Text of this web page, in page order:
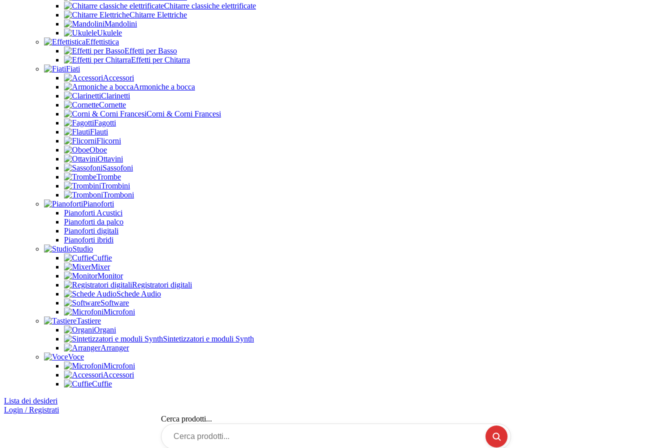
Chitarre classiche elettrificate
Chitarre Elettriche
Mandolini
Ukulele
Effettistica
Effetti per Basso
Effetti per Chitarra
Fiati
Accessori
Armoniche a bocca
Clarinetti
Cornette
Corni & Corni Francesi
Fagotti
Flauti
Flicorni
Oboe
Ottavini
Sassofoni
Trombe
Trombini
Tromboni
Pianoforti
Pianoforti Acustici
Pianoforti da palco
Pianoforti digitali
Pianoforti ibridi
Studio
Cuffie
Mixer
Monitor
Registratori digitali
Schede Audio
Software
Microfoni
Tastiere
Organi
Sintetizzatori e moduli Synth
Arranger
Voce
Microfoni
Accessori
Cuffie
Lista dei desideri
Login / Registrati
Cerca prodotti...